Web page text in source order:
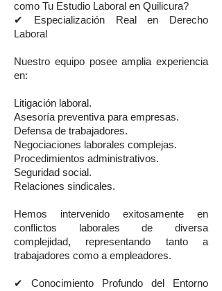
como Tu Estudio Laboral en Quilicura?
✔ Especialización Real en Derecho
Laboral
Nuestro equipo posee amplia experiencia
en:
Litigación laboral.
Asesoría preventiva para empresas.
Defensa de trabajadores.
Negociaciones laborales complejas.
Procedimientos administrativos.
Seguridad social.
Relaciones sindicales.
Hemos intervenido exitosamente en
conflictos laborales de diversa
complejidad, representando tanto a
trabajadores como a empleadores.
✔ Conocimiento Profundo del Entorno